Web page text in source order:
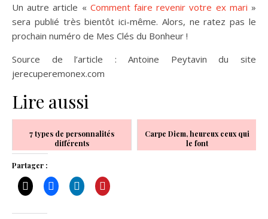
Un autre article « Comment faire revenir votre ex mari »
sera publié très bientôt ici-même. Alors, ne ratez pas le
prochain numéro de Mes Clés du Bonheur !
Source de l’article : Antoine Peytavin du site
jerecuperemonex.com
Lire aussi
7 types de personnalités
différents
Carpe Diem, heureux ceux qui
le font
Partager :